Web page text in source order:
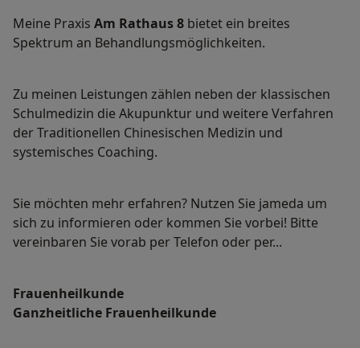
Meine Praxis Am Rathaus 8 bietet ein breites
Spektrum an Behandlungsmöglichkeiten.
Zu meinen Leistungen zählen neben der klassischen
Schulmedizin die Akupunktur und weitere Verfahren
der Traditionellen Chinesischen Medizin und
systemisches Coaching.
Sie möchten mehr erfahren? Nutzen Sie jameda um
sich zu informieren oder kommen Sie vorbei! Bitte
vereinbaren Sie vorab per Telefon oder per...
Frauenheilkunde
Ganzheitliche Frauenheilkunde